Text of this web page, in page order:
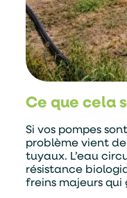
Ce que cela
Si vos pompes
problème vient
tuyaux. L’eau
résistance
freins majeurs